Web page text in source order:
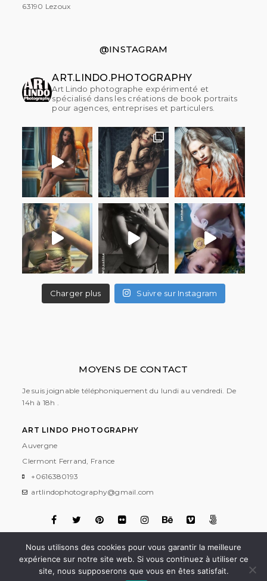
63190 Lezoux
@INSTAGRAM
ART.LINDO.PHOTOGRAPHY
Art Lindo photographe expérimenté et
spécialisé dans les créations de book portraits
pour agences, entreprises et particulers.
Charger plus Suivre sur Instagram
MOYENS DE CONTACT
Je suis joignable téléphoniquement du lundi au vendredi. De
14h à 18h .
ART LINDO PHOTOGRAPHY
Auvergne
Clermont Ferrand, France
+0616380193
artlindophotography@gmail.com
Contacter moi
Nous utilisons des cookies pour vous garantir la meilleure
expérience sur notre site web. Si vous continuez à utiliser ce
site, nous supposerons que vous en êtes satisfait.